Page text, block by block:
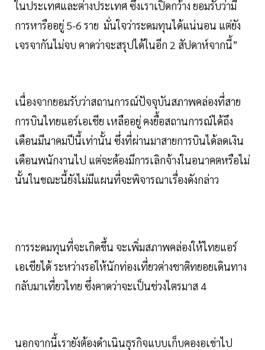
ในประเทศและต่างประเทศ ซึ่งเราเปิดกว้าง ยอมรับว่ามี
การหารืออยู่ 5-6 ราย มั่นใจว่าระดมทุนได้แน่นอน แต่ยัง
เจรจากันไม่จบ คาดว่าจะสรุปได้ในอีก 2 สัปดาห์จากนี้”
เนื่องจากยอมรับว่าสถานการณ์ปัจจุบันสภาพคล่องที่สาย
การบินไทยแอร์เอเชีย เหลืออยู่ คงยื้อสถานการณ์ได้ถึง
เดือนมีนาคมปีนี้เท่านั้น ซึ่งที่ผ่านมาสายการบินได้ลดเงิน
เดือนพนักงานไป แต่จะต้องมีการเลิกจ้างในอนาคตหรือไม่
นั้นในขณะนี้ยังไม่มีแผนที่จะพิจารณาเรื่องดังกล่าว
การระดมทุนที่จะเกิดขึ้น จะเพิ่มสภาพคล่องให้ไทยแอร์
เอเชียได้ ระหว่างรอให้นักท่องเที่ยวต่างชาติทยอยเดินทาง
กลับมาเที่ยวไทย ซึ่งคาดว่าจะเป็นช่วงไตรมาส 4
นอกจากนี้เรายังต้องดำเนินธุรกิจแบบเก็บคองอเข่าไป